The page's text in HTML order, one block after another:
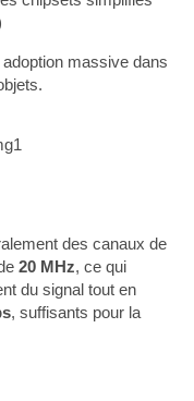
massive dans
des canaux de
20 MHz, ce qui
du signal tout en
, suffisants pour la